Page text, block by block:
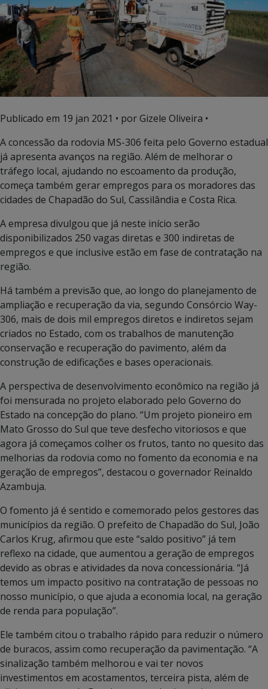
Publicado em 19 jan 2021 • por Gizele Oliveira •
A concessão da rodovia MS-306 feita pelo Governo estadual
já apresenta avanços na região. Além de melhorar o
tráfego local, ajudando no escoamento da produção,
começa também gerar empregos para os moradores das
cidades de Chapadão do Sul, Cassilândia e Costa Rica.
A empresa divulgou que já neste início serão
disponibilizados 250 vagas diretas e 300 indiretas de
empregos e que inclusive estão em fase de contratação na
região.
Há também a previsão que, ao longo do planejamento de
ampliação e recuperação da via, segundo Consórcio Way-
306, mais de dois mil empregos diretos e indiretos sejam
criados no Estado, com os trabalhos de manutenção
conservação e recuperação do pavimento, além da
construção de edificações e bases operacionais.
A perspectiva de desenvolvimento econômico na região já
foi mensurada no projeto elaborado pelo Governo do
Estado na concepção do plano. “Um projeto pioneiro em
Mato Grosso do Sul que teve desfecho vitoriosos e que
agora já começamos colher os frutos, tanto no quesito das
melhorias da rodovia como no fomento da economia e na
geração de empregos”, destacou o governador Reinaldo
Azambuja.
O fomento já é sentido e comemorado pelos gestores das
municípios da região. O prefeito de Chapadão do Sul, João
Carlos Krug, afirmou que este “saldo positivo” já tem
reflexo na cidade, que aumentou a geração de empregos
devido as obras e atividades da nova concessionária. “Já
temos um impacto positivo na contratação de pessoas no
nosso município, o que ajuda a economia local, na geração
de renda para população”.
Ele também citou o trabalho rápido para reduzir o número
de buracos, assim como recuperação da pavimentação. “A
sinalização também melhorou e vai ter novos
investimentos em acostamentos, terceira pista, além de